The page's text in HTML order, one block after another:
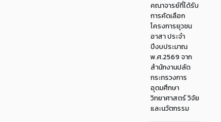
คณาจารย์ที่ได้รับ
การคัดเลือก
โครงการยุวชน
อาสา ประจำ
ปีงบประมาณ
พ.ศ.2569 จาก
สำนักงานปลัด
กระทรวงการ
อุดมศึกษา
วิทยาศาสตร์ วิจัย
และนวัตกรรม